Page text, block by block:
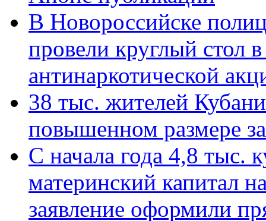
В Новороссийске
провели круглый стол
антинаркотической
38 тыс. жителей
повышенном размере
С начала года 4,8 тыс.
материнский капитал
заявление оформили